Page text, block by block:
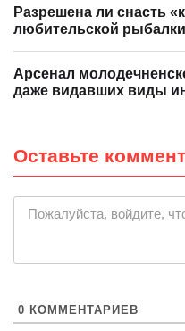
Разрешена ли снасть
любительской
Арсенал
даже видавших виды
Оставьте
Пожалуйста, войдите,
0 КОММЕНТАРИЕВ